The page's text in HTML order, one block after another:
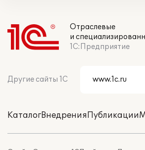
Отраслевые
и
1С:Предприятие
Другие сайты 1С
КаталогВнедренияПубликации